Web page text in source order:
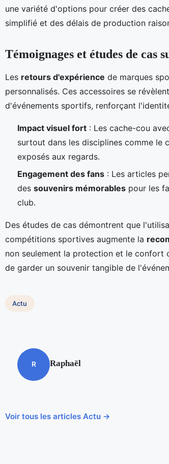
une variété d'options pour créer des
simplifié et des délais de production
Témoignages et études de cas
Les retours d'expérience de marques
personnalisés. Ces accessoires se
d'événements sportifs, renforçant
Impact visuel fort : Les cache-cou
surtout dans les disciplines comme le
exposés aux regards.
Engagement des fans : Les articles
des souvenirs mémorables pour les
club.
Des études de cas démontrent que
compétitions sportives augmente la
non seulement la protection et le confort
de garder un souvenir tangible de
Actu
R Raphaël
Voir tous les articles Actu →